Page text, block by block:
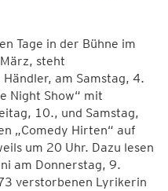
Tage in der Bühne im
steht
Händler, am Samstag, 4.
Night Show“ mit
10., und Samstag,
„Comedy Hirten“ auf
um 20 Uhr. Dazu lesen
am Donnerstag, 9.
verstorbenen Lyrikerin